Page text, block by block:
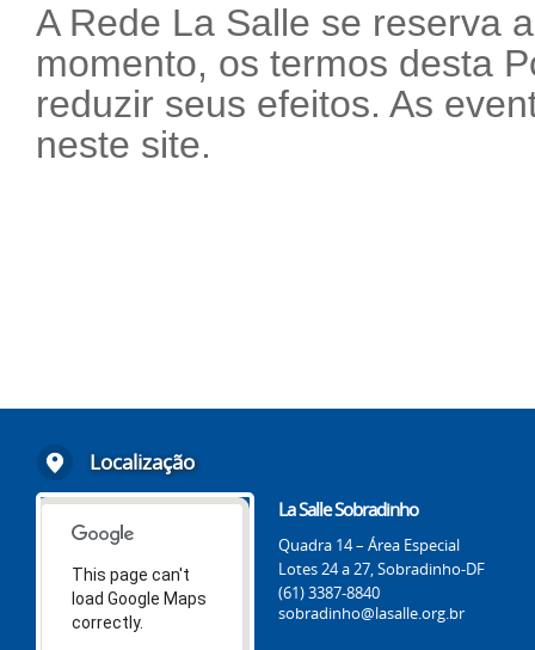
A Rede La Salle se reserva
momento, os termos desta
reduzir seus efeitos. As
neste site.
Localização
This page can't
load Google Maps
correctly.
La Salle Sobradinho
Quadra 14 – Área Especial
Lotes 24 a 27, Sobradinho-DF
(61) 3387-8840
sobradinho@lasalle.org.br